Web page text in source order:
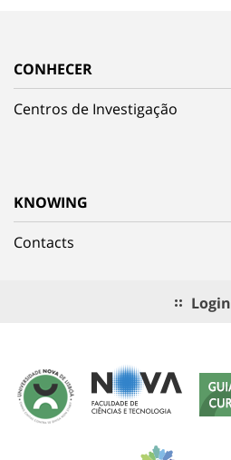
CONHECER
Centros de Investigação
KNOWING
Contacts
Login